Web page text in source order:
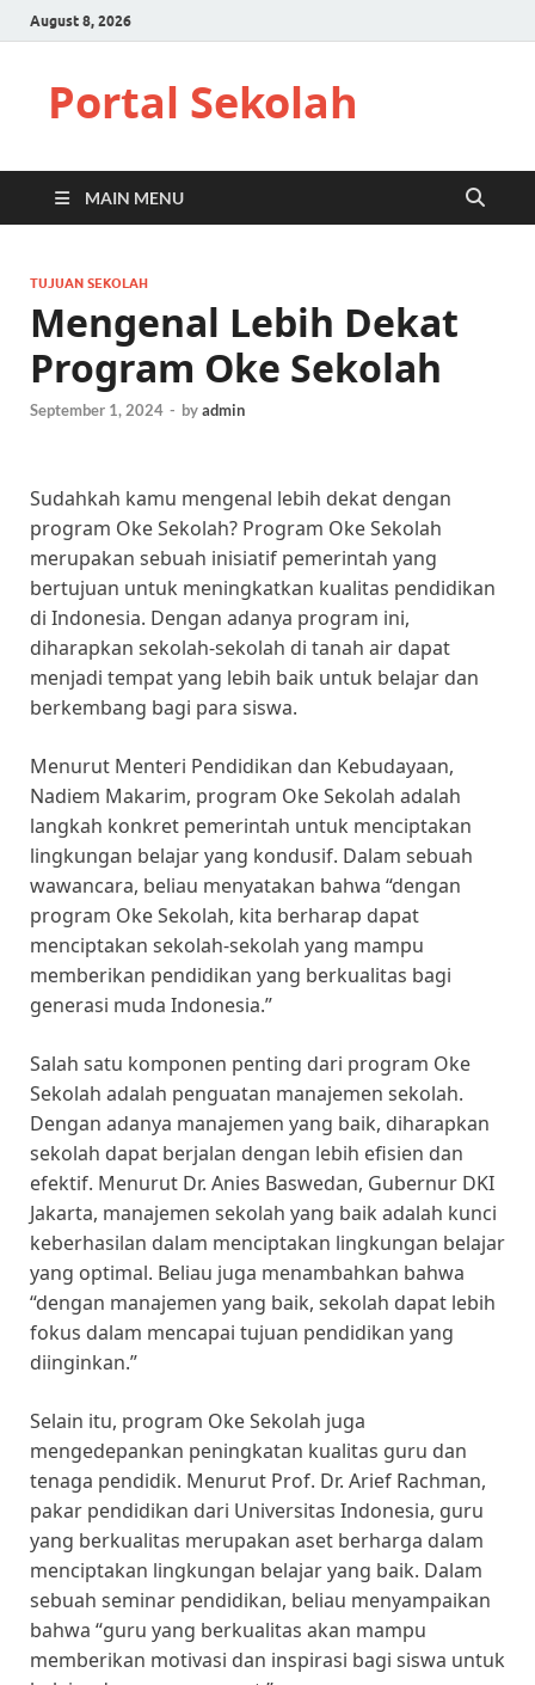
August 8, 2026
Portal Sekolah
MAIN MENU
TUJUAN SEKOLAH
Mengenal Lebih Dekat
Program Oke Sekolah
September 1, 2024 - byadmin
Sudahkah kamu mengenal lebih dekat dengan
program Oke Sekolah? Program Oke Sekolah
merupakan sebuah inisiatif pemerintah yang
bertujuan untuk meningkatkan kualitas pendidikan
di Indonesia. Dengan adanya program ini,
diharapkan sekolah-sekolah di tanah air dapat
menjadi tempat yang lebih baik untuk belajar dan
berkembang bagi para siswa.
Menurut Menteri Pendidikan dan Kebudayaan,
Nadiem Makarim, program Oke Sekolah adalah
langkah konkret pemerintah untuk menciptakan
lingkungan belajar yang kondusif. Dalam sebuah
wawancara, beliau menyatakan bahwa “dengan
program Oke Sekolah, kita berharap dapat
menciptakan sekolah-sekolah yang mampu
memberikan pendidikan yang berkualitas bagi
generasi muda Indonesia.”
Salah satu komponen penting dari program Oke
Sekolah adalah penguatan manajemen sekolah.
Dengan adanya manajemen yang baik, diharapkan
sekolah dapat berjalan dengan lebih efisien dan
efektif. Menurut Dr. Anies Baswedan, Gubernur DKI
Jakarta, manajemen sekolah yang baik adalah kunci
keberhasilan dalam menciptakan lingkungan belajar
yang optimal. Beliau juga menambahkan bahwa
“dengan manajemen yang baik, sekolah dapat lebih
fokus dalam mencapai tujuan pendidikan yang
diinginkan.”
Selain itu, program Oke Sekolah juga
mengedepankan peningkatan kualitas guru dan
tenaga pendidik. Menurut Prof. Dr. Arief Rachman,
pakar pendidikan dari Universitas Indonesia, guru
yang berkualitas merupakan aset berharga dalam
menciptakan lingkungan belajar yang baik. Dalam
sebuah seminar pendidikan, beliau menyampaikan
bahwa “guru yang berkualitas akan mampu
memberikan motivasi dan inspirasi bagi siswa untuk